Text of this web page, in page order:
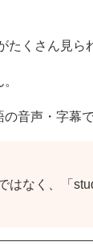
くさん見ら
音声・字幕
はなく、「